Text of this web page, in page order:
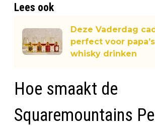
Lees ook
Deze Vaderdag
perfect voor
whisky drinken
Hoe smaakt de
Squaremountains